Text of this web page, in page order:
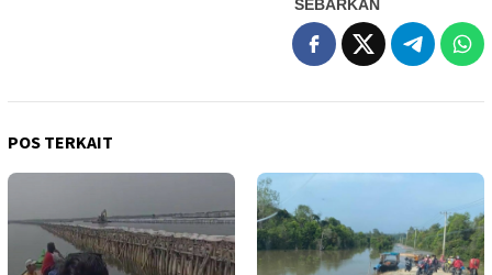
SEBARKAN
POS TERKAIT